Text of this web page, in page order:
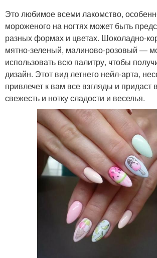
Это любимое всеми лакомство,
мороженого на ногтях может быть
разных формах и цветах. Шоколадно-
мятно-зеленый, малиново-розовый —
использовать всю палитру, чтобы
дизайн. Этот вид летнего нейл-арта,
привлечет к вам все взгляды и
свежесть и нотку сладости и веселья.